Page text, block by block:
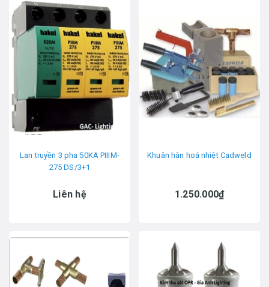
Lan truyền 3 pha 50KA PIIIM-
275 DS/3+1
Liên hệ
Khuân hàn hoá nhiệt Cadweld
1.250.000₫